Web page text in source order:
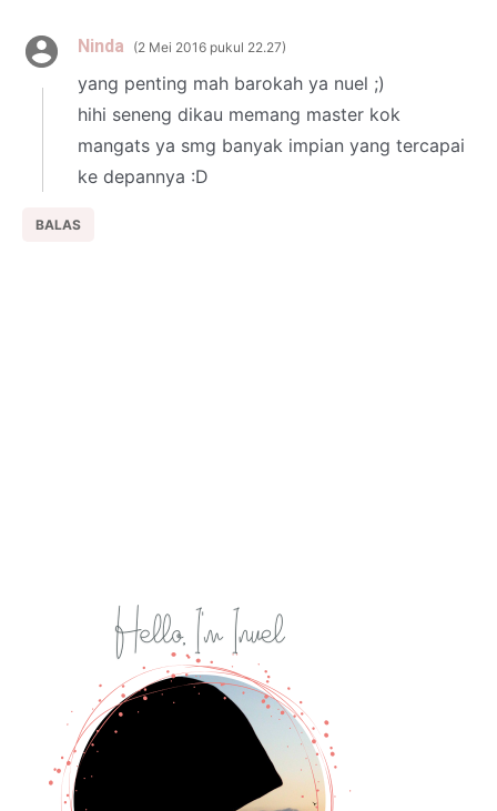
Ninda 2 Mei 2016 pukul 22.27
yang penting mah barokah ya nuel ;)
hihi seneng dikau memang master kok
mangats ya smg banyak impian yang tercapai
ke depannya :D
BALAS